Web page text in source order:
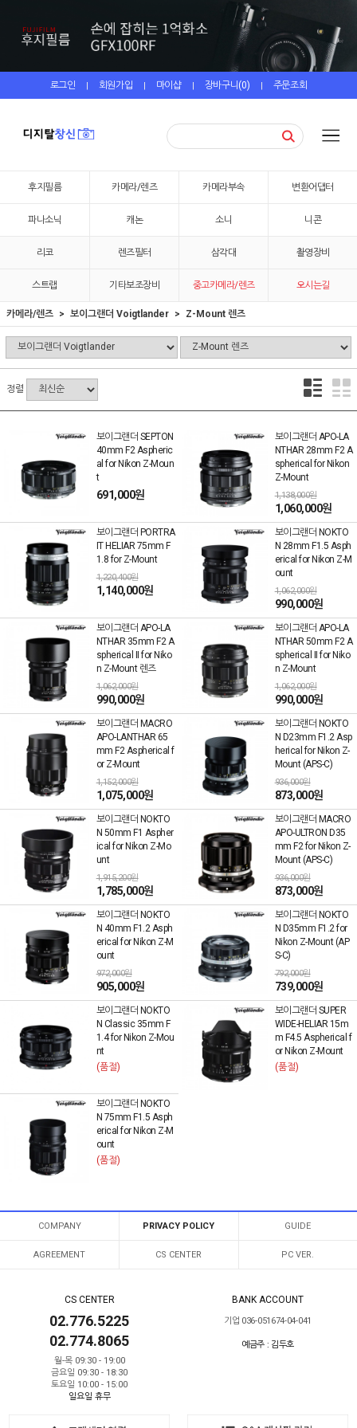
로그인 | 회원가입 | 마이샵 | 장바구니(0) | 주문조회
후지필름 카메라/렌즈 카메라부속 변환어댑터
파나소닉 캐논 소니 니콘
리코 렌즈필터 삼각대 촬영장비
스트랩 기타보조장비 중고카메라/렌즈 오시는길
카메라/렌즈 보이그랜더 Voigtlander Z-Mount 렌즈
정렬
보이그랜더 SEPTON
40mm F2 Aspheric
al for Nikon Z-Moun
t
691,000원
보이그랜더 APO-LA
NTHAR 28mm F2 A
spherical for Nikon
Z-Mount
1,138,000원
1,060,000원
보이그랜더 PORTRA
IT HELIAR 75mm F
1.8 for Z-Mount
1,220,400원
1,140,000원
보이그랜더 NOKTO
N 28mm F1.5 Asph
erical for Nikon Z-M
ount
1,062,000원
990,000원
보이그랜더 APO-LA
NTHAR 35mm F2 A
spherical II for Niko
n Z-Mount 렌즈
1,062,000원
990,000원
보이그랜더 APO-LA
NTHAR 50mm F2 A
spherical II for Niko
n Z-Mount
1,062,000원
990,000원
보이그랜더 MACRO
APO-LANTHAR 65
mm F2 Aspherical f
or Z-Mount
1,152,000원
1,075,000원
보이그랜더 NOKTO
N D23mm F1.2 Asp
herical for Nikon Z-
Mount (APS-C)
936,000원
873,000원
보이그랜더 NOKTO
N 50mm F1 Aspher
ical for Nikon Z-Mo
unt
1,915,200원
1,785,000원
보이그랜더 MACRO
APO-ULTRON D35
mm F2 for Nikon Z-
Mount (APS-C)
936,000원
873,000원
보이그랜더 NOKTO
N 40mm F1.2 Asph
erical for Nikon Z-M
ount
972,000원
905,000원
보이그랜더 NOKTO
N D35mm F1.2 for
Nikon Z-Mount (AP
S-C)
792,000원
739,000원
보이그랜더 NOKTO
N Classic 35mm F
1.4 for Nikon Z-Mou
nt
(품절)
보이그랜더 SUPER
WIDE-HELIAR 15m
m F4.5 Aspherical f
or Nikon Z-Mount
(품절)
보이그랜더 NOKTO
N 75mm F1.5 Asph
erical for Nikon Z-M
ount
(품절)
COMPANY PRIVACY POLICY GUIDE
AGREEMENT CS CENTER PC VER.
CS CENTER
02.776.5225
02.774.8065
월-목 09:30 - 19:00
금요일 09:30 - 18:30
토요일 10:00 - 15:00
일요일 휴무
BANK ACCOUNT
기업 036-051674-04-041
예금주 : 김두호